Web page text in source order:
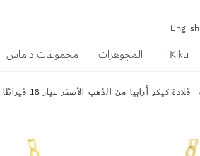
لغة
English
Kiku المجوهرات مجموعات داماس
قلادة كيكو أرابيا من الذهب الأصفر عيار 18 قيراطًا مع عرق اللؤلؤ الأزرق والأبيض ولؤلؤة بيضاء